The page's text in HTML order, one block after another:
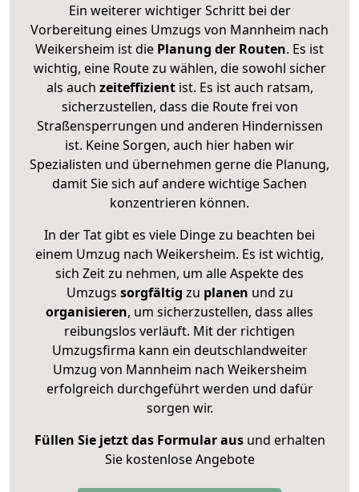
Ein weiterer wichtiger Schritt bei der
Vorbereitung eines Umzugs von Mannheim nach
Weikersheim ist die Planung der Routen. Es ist
wichtig, eine Route zu wählen, die sowohl sicher
als auch zeiteffizientist. Es ist auch ratsam,
sicherzustellen, dass die Route frei von
Straßensperrungen und anderen Hindernissen
ist. Keine Sorgen, auch hier haben wir
Spezialisten und übernehmen gerne die Planung,
damit Sie sich auf andere wichtige Sachen
konzentrieren können.
In der Tat gibt es viele Dinge zu beachten bei
einem Umzug nach Weikersheim. Es ist wichtig,
sich Zeit zu nehmen, um alle Aspekte des
Umzugs sorgfältig zu planen und zu
organisieren, um sicherzustellen, dass alles
reibungslos verläuft. Mit der richtigen
Umzugsfirma kann ein deutschlandweiter
Umzug von Mannheim nach Weikersheim
erfolgreich durchgeführt werden und dafür
sorgen wir.
Füllen Sie jetzt das Formular ausund erhalten
Sie kostenlose Angebote